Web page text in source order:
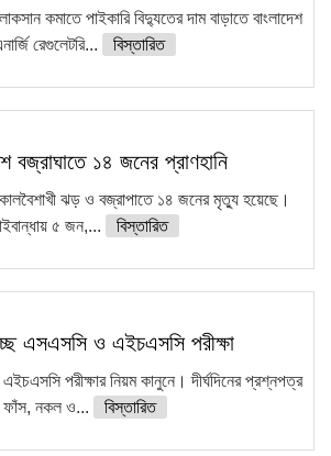
কমাতে পাইকারি বিদ্যুতের দাম বাড়াতে বাংলাদেশ
রেগুলেটরি...
বিস্তারিত
বজ্রাঘাতে ১৪ জনের প্রাণহানি
কালবৈশাখী ঝড় ও বজ্রাপাতে ১৪ জনের মৃত্যু হয়েছে।
৫ জন,...
বিস্তারিত
এসএসসি ও এইচএসসি পরীক্ষা
পরীক্ষার নিয়ম কানুনে। দীর্ঘদিনের প্রশ্নপত্র
ফাঁস, নকল ও...
বিস্তারিত